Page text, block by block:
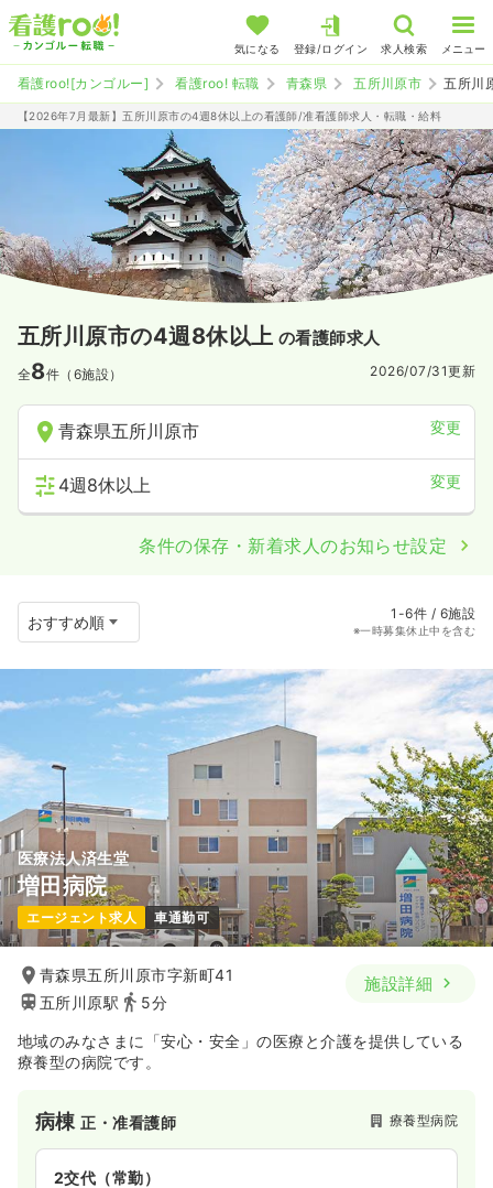
気になる 登録/ログイン 求人検索 メニュー
看護roo![カンゴルー] 看護roo! 転職 青森県 五所川原市 五所川
【2026年7月最新】五所川原市の4週8休以上の看護師/准看護師求人・転職・給料
五所川原市の4週8休以上 の看護師求人
全8件（6施設） 2026/07/31更新
青森県五所川原市 変更
4週8休以上 変更
条件の保存・新着求人のお知らせ設定
1-6件 / 6施設
※一時募集休止中を含む
医療法人済生堂
増田病院
エージェント求人 車通勤可
青森県五所川原市字新町41
五所川原駅
5分
施設詳細
地域のみなさまに「安心・安全」の医療と介護を提供している
療養型の病院です。
病棟正・准看護師 療養型病院
2交代（常勤）